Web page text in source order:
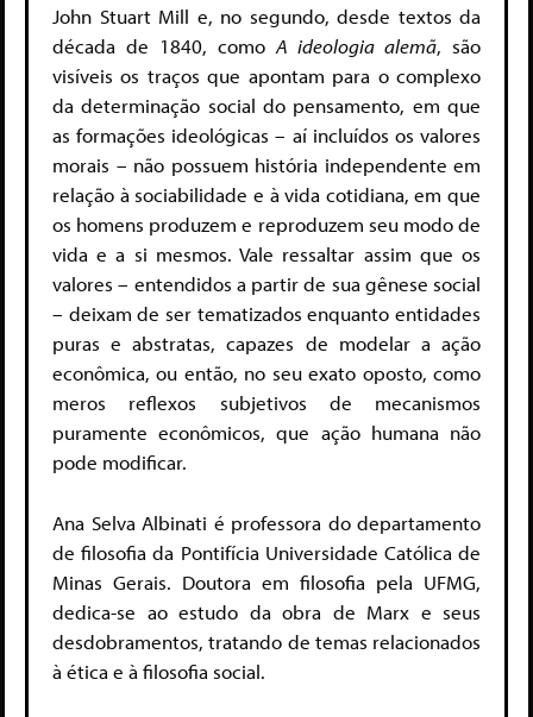
John Stuart Mill e, no segundo, desde textos da
década de 1840, como A ideologia alemã, são
visíveis os traços que apontam para o complexo
da determinação social do pensamento, em que
as formações ideológicas – aí incluídos os valores
morais – não possuem história independente em
relação à sociabilidade e à vida cotidiana, em que
os homens produzem e reproduzem seu modo de
vida e a si mesmos. Vale ressaltar assim que os
valores – entendidos a partir de sua gênese social
– deixam de ser tematizados enquanto entidades
puras e abstratas, capazes de modelar a ação
econômica, ou então, no seu exato oposto, como
meros reflexos subjetivos de mecanismos
puramente econômicos, que ação humana não
pode modificar.
Ana Selva Albinati é professora do departamento
de filosofia da Pontifícia Universidade Católica de
Minas Gerais. Doutora em filosofia pela UFMG,
dedica-se ao estudo da obra de Marx e seus
desdobramentos, tratando de temas relacionados
à ética e à filosofia social.